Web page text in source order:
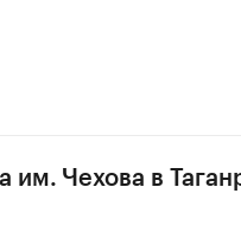
им. Чехова в